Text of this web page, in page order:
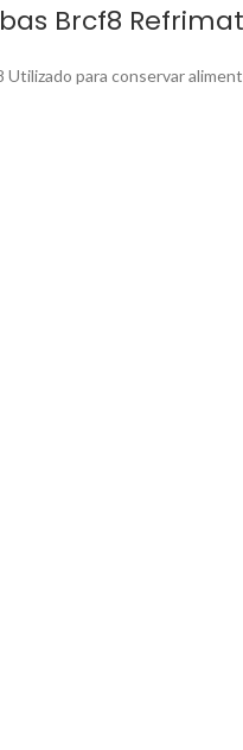
Brcf8
para conservar